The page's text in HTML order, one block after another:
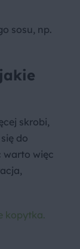
sosu, np.
skrobi,
do
warto więc
kopytka.